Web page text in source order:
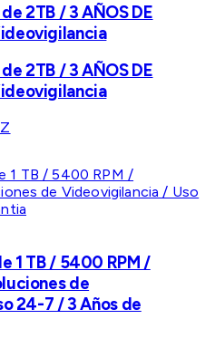
2TB / 3 AÑOS DE
2TB / 3 AÑOS DE
1 TB / 5400 RPM /
de
24-7 / 3 Años de